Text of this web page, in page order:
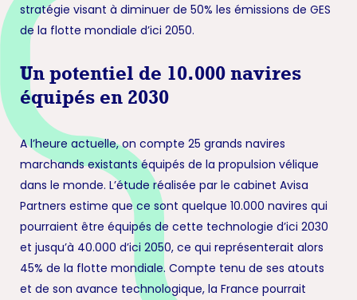
stratégie visant à diminuer de 50% les émissions de GES
de la flotte mondiale d’ici 2050.
Un potentiel de 10.000 navires
équipés en 2030
A l’heure actuelle, on compte 25 grands navires
marchands existants équipés de la propulsion vélique
dans le monde. L’étude réalisée par le cabinet Avisa
Partners estime que ce sont quelque 10.000 navires qui
pourraient être équipés de cette technologie d’ici 2030
et jusqu’à 40.000 d’ici 2050, ce qui représenterait alors
45% de la flotte mondiale. Compte tenu de ses atouts
et de son avance technologique, la France pourrait